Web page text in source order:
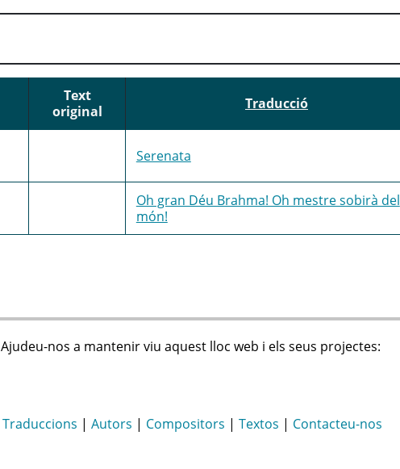
Text
original
Traducció
Serenata
Oh gran Déu Brahma! Oh mestre sobirà del
món!
Ajudeu-nos a mantenir viu aquest lloc web i els seus projectes:
Traduccions | Autors | Compositors | Textos | Contacteu-nos